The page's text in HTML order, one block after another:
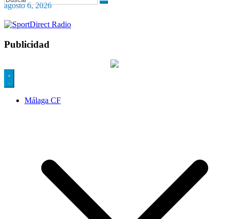
agosto 6, 2026
Publicidad
Málaga CF